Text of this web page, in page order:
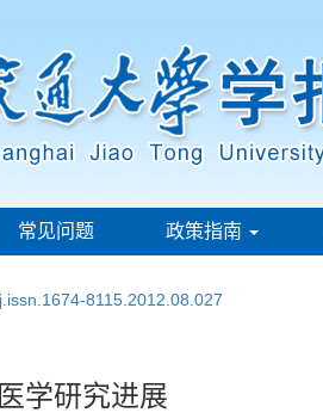
常见问题 政策指南
8115.2012.08.027
学研究进展